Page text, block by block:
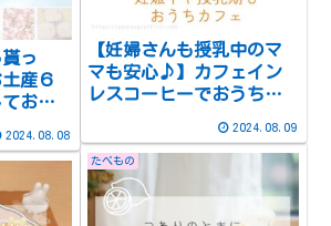
【妊婦さんも授乳中のマ
マも安心♪】カフェイン
レスコーヒーでおうちカ
2024.08.09
っ
産６
お家
2024.08.08
たべもの